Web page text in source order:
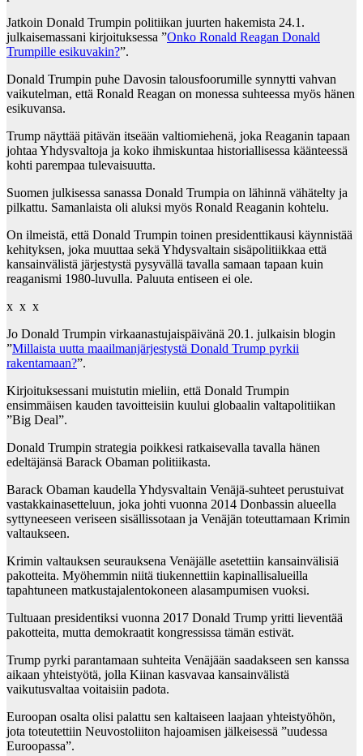
Jatkoin Donald Trumpin politiikan juurten hakemista 24.1.
julkaisemassani kirjoituksessa ”Onko Ronald Reagan Donald
Trumpille esikuvakin?”.
Donald Trumpin puhe Davosin talousfoorumille synnytti vahvan
vaikutelman, että Ronald Reagan on monessa suhteessa myös hänen
esikuvansa.
Trump näyttää pitävän itseään valtiomiehenä, joka Reaganin tapaan
johtaa Yhdysvaltoja ja koko ihmiskuntaa historiallisessa käänteessä
kohti parempaa tulevaisuutta.
Suomen julkisessa sanassa Donald Trumpia on lähinnä vähätelty ja
pilkattu. Samanlaista oli aluksi myös Ronald Reaganin kohtelu.
On ilmeistä, että Donald Trumpin toinen presidenttikausi käynnistää
kehityksen, joka muuttaa sekä Yhdysvaltain sisäpolitiikkaa että
kansainvälistä järjestystä pysyvällä tavalla samaan tapaan kuin
reaganismi 1980-luvulla. Paluuta entiseen ei ole.
x x x
Jo Donald Trumpin virkaanastujaispäivänä 20.1. julkaisin blogin
”Millaista uutta maailmanjärjestystä Donald Trump pyrkii
rakentamaan?”.
Kirjoituksessani muistutin mieliin, että Donald Trumpin
ensimmäisen kauden tavoitteisiin kuului globaalin valtapolitiikan
”Big Deal”.
Donald Trumpin strategia poikkesi ratkaisevalla tavalla hänen
edeltäjänsä Barack Obaman politiikasta.
Barack Obaman kaudella Yhdysvaltain Venäjä-suhteet perustuivat
vastakkainasetteluun, joka johti vuonna 2014 Donbassin alueella
syttyneeseen veriseen sisällissotaan ja Venäjän toteuttamaan Krimin
valtaukseen.
Krimin valtauksen seurauksena Venäjälle asetettiin kansainvälisiä
pakotteita. Myöhemmin niitä tiukennettiin kapinallisalueilla
tapahtuneen matkustajalentokoneen alasampumisen vuoksi.
Tultuaan presidentiksi vuonna 2017 Donald Trump yritti lieventää
pakotteita, mutta demokraatit kongressissa tämän estivät.
Trump pyrki parantamaan suhteita Venäjään saadakseen sen kanssa
aikaan yhteistyötä, jolla Kiinan kasvavaa kansainvälistä
vaikutusvaltaa voitaisiin padota.
Euroopan osalta olisi palattu sen kaltaiseen laajaan yhteistyöhön,
jota toteutettiin Neuvostoliiton hajoamisen jälkeisessä ”uudessa
Euroopassa”.